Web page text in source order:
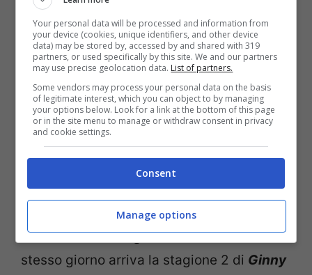
Netflix uscite gennaio 2023 (Foto Pexels.com)
nuovo annodiNetflixsi apre il primo
gennaio con l’arrivo della miniserie
Caleidoscopio, lastagione 5diThe Good
e il nuovo crime
indiscreto
vita bugiarda degli adulti, mentre il5
debuttanoCopenhagen Cowboy
eTotenfrau- La signora dei morti. Lo
stesso giorno arriva la stagione 2 di Ginny
Your personal data will be processed and information from
your device (cookies, unique identifiers, and other device
data) may be stored by, accessed by and shared with 319
partners, or used specifically by this site. We and our partners
may use precise geolocation data. List of partners.
Some vendors may process your personal data on the basis
of legitimate interest, which you can object to by managing
your options below. Look for a link at the bottom of this page
or in the site menu to manage or withdraw consent in privacy
and cookie settings.
Consent
Manage options